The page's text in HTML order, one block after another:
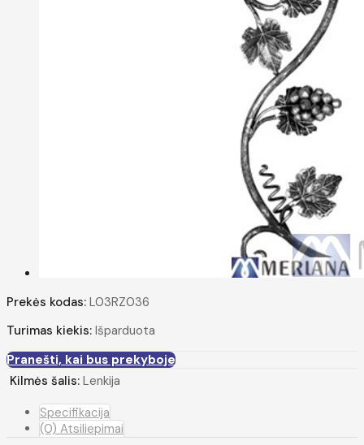
Prekės kodas: L03RZ036
Turimas kiekis: Išparduota
Pranešti, kai bus prekyboje
Kilmės šalis: Lenkija
Specifikacija
(0) Atsiliepimai